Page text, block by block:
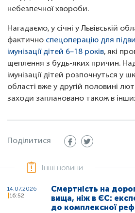
небезпечної хвороби.
Нагадаємо, у січні у Львівській
фактично спецоперацію для
імунізації дітей 6–18 років, які
щеплення з будь-яких причин.
імунізації дітей розпочнуться у
області вже у другій половині
заходи заплановано також в
Поділитися
Інші новини
14.07.2026
16:52
Смертність на
вища, ніж в ЄС:
до комплексної